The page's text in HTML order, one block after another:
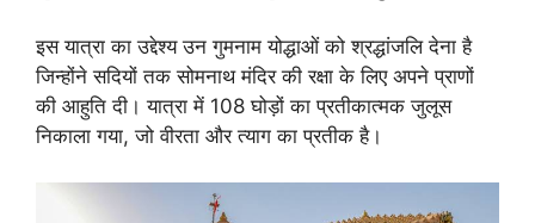
इस यात्रा का उद्देश्य उन गुमनाम योद्धाओं को श्रद्धांजलि देना है
जिन्होंने सदियों तक सोमनाथ मंदिर की रक्षा के लिए अपने प्राणों
की आहुति दी। यात्रा में 108 घोड़ों का प्रतीकात्मक जुलूस
निकाला गया, जो वीरता और त्याग का प्रतीक है।